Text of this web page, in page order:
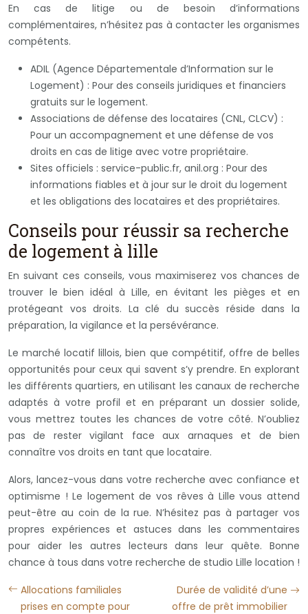
En cas de litige ou de besoin d’informations
complémentaires, n’hésitez pas à contacter les organismes
compétents.
ADIL (Agence Départementale d’Information sur le
Logement) : Pour des conseils juridiques et financiers
gratuits sur le logement.
Associations de défense des locataires (CNL, CLCV) :
Pour un accompagnement et une défense de vos
droits en cas de litige avec votre propriétaire.
Sites officiels : service-public.fr, anil.org : Pour des
informations fiables et à jour sur le droit du logement
et les obligations des locataires et des propriétaires.
Conseils pour réussir sa recherche
de logement à lille
En suivant ces conseils, vous maximiserez vos chances de
trouver le bien idéal à Lille, en évitant les pièges et en
protégeant vos droits. La clé du succès réside dans la
préparation, la vigilance et la persévérance.
Le marché locatif lillois, bien que compétitif, offre de belles
opportunités pour ceux qui savent s’y prendre. En explorant
les différents quartiers, en utilisant les canaux de recherche
adaptés à votre profil et en préparant un dossier solide,
vous mettrez toutes les chances de votre côté. N’oubliez
pas de rester vigilant face aux arnaques et de bien
connaître vos droits en tant que locataire.
Alors, lancez-vous dans votre recherche avec confiance et
optimisme ! Le logement de vos rêves à Lille vous attend
peut-être au coin de la rue. N’hésitez pas à partager vos
propres expériences et astuces dans les commentaires
pour aider les autres lecteurs dans leur quête. Bonne
chance à tous dans votre recherche de studio Lille location !
Allocations familiales
prises en compte pour
Durée de validité d’une
offre de prêt immobilier